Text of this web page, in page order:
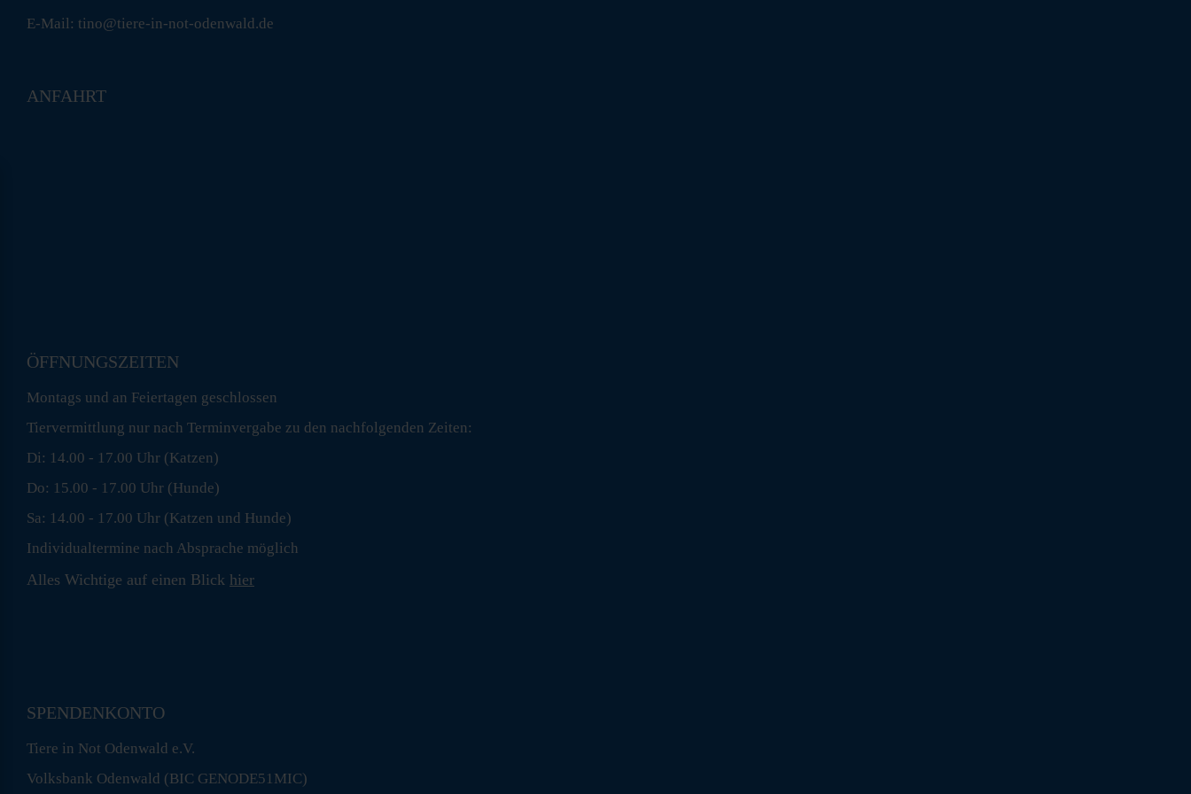
E-Mail: tino@tiere-in-not-odenwald.de
ANFAHRT
ÖFFNUNGSZEITEN
Montags und an Feiertagen geschlossen
Tiervermittlung nur nach Terminvergabe zu den nachfolgenden Zeiten:
Di: 14.00 - 17.00 Uhr (Katzen)
Do: 15.00 - 17.00 Uhr (Hunde)
Sa: 14.00 - 17.00 Uhr (Katzen und Hunde)
Individualtermine nach Absprache möglich
Alles Wichtige auf einen Blick hier
SPENDENKONTO
Tiere in Not Odenwald e.V.
Volksbank Odenwald (BIC GENODE51MIC)